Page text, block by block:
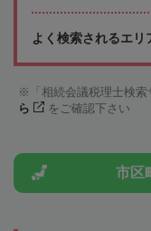
よく検索されるエリ
「相続会議税理士検
ら
をご確認下さい
市区